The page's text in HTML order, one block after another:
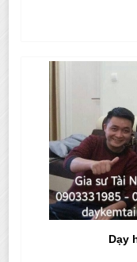
Dạy